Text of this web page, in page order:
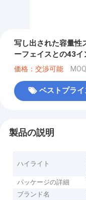
写し出された容量性
ーフェイスとの43イ
価格：交渉可能
ベストプライ
製品の説明
ハイライト
パッケージの詳細
ブランド名